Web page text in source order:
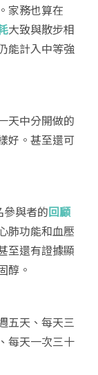
家務也算在
大致與散步相
能計入中等強
天中分開做的
好。甚至還可
與者的回顧
肺功能和血壓
至還有證據顯
醇。
五天、每天三
每天一次三十